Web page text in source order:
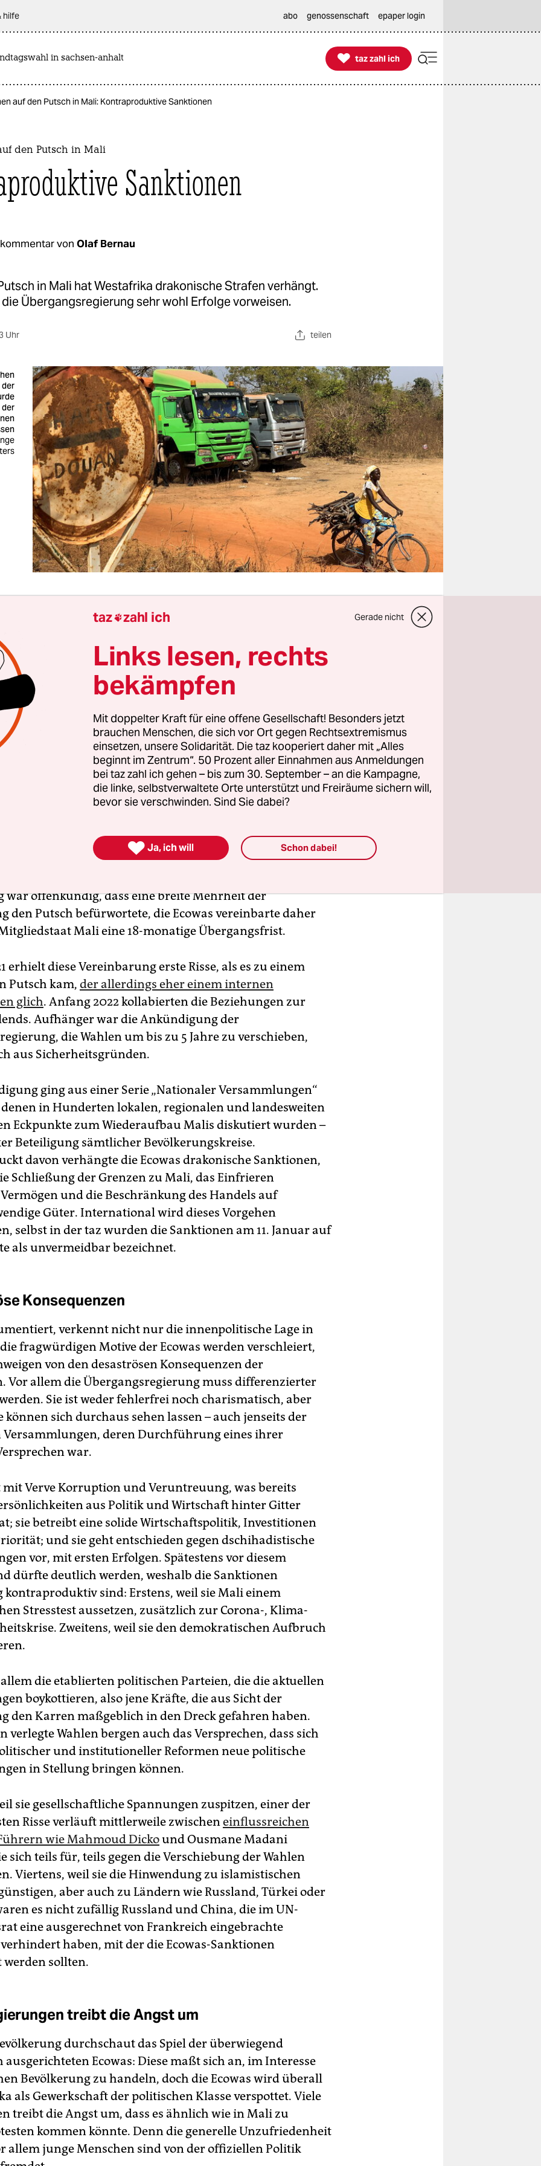
hilfe abo genossenschaft epaper login
in sachsen-anhalt 
taz zahl ich
taz zahl ich
auf den Putsch in Mali: Kontraproduktive Sanktionen
den Putsch in Mali
Sanktionen
von Olaf Bernau
in Mali hat Westafrika drakonische Strafen verhängt.
Übergangsregierung sehr wohl Erfolge vorweisen.
Uhr teilen
der
der
Geschichte Malis lässt sich entlang verschiedener
erzählen. Einer beginnt im Frühsommer 2020.
versammelten sich Zehntausende zu
in Bamako, mobilisiert von einer
aus linken, zivilgesellschaftlichen und religiösen
Menschen forderten den Rücktritt von Präsident Ibrahim
Dieser fiel insbesondere durch Korruption und
auf – zudem zeigte er sich unfähig, gegen die
im Norden und Zentrum des Landes vorzugehen, nicht
den dschihadistischen Terror.
Zi­vi­lis­t:in­nen zusammengesetzte Übergangsregierung
damals betonte die westafrikanische
war offenkundig, dass eine breite Mehrheit der
den Putsch befürwortete, die Ecowas vereinbarte daher
Mali eine 18-monatige Übergangsfrist.
erhielt diese Vereinbarung erste Risse, als es zu einem
Putsch kam, der allerdings eher einem internen
glich. Anfang 2022 kollabierten die Beziehungen zur
Aufhänger war die Ankündigung der
die Wahlen um bis zu 5 Jahre zu verschieben,
aus Sicherheitsgründen.
ging aus einer Serie „Nationaler Versammlungen“
in Hunderten lokalen, regionalen und landesweiten
Eckpunkte zum Wiederaufbau Malis diskutiert wurden –
Beteiligung sämtlicher Bevölkerungskreise.
davon verhängte die Ecowas drakonische Sanktionen,
Schließung der Grenzen zu Mali, das Einfrieren
und die Beschränkung des Handels auf
Güter. International wird dieses Vorgehen
selbst in der taz wurden die Sanktionen am 11. Januar auf
als unvermeidbar bezeichnet.
Konsequenzen
verkennt nicht nur die innenpolitische Lage in
fragwürdigen Motive der Ecowas werden verschleiert,
von den desaströsen Konsequenzen der
Vor allem die Übergangsregierung muss differenzierter
Sie ist weder fehlerfrei noch charismatisch, aber
können sich durchaus sehen lassen – auch jenseits der
Versammlungen, deren Durchführung eines ihrer
war.
mit Verve Korruption und Veruntreuung, was bereits
aus Politik und Wirtschaft hinter Gitter
sie betreibt eine solide Wirtschaftspolitik, Investitionen
und sie geht entschieden gegen dschihadistische
vor, mit ersten Erfolgen. Spätestens vor diesem
dürfte deutlich werden, weshalb die Sanktionen
kontraproduktiv sind: Erstens, weil sie Mali einem
Stresstest aussetzen, zusätzlich zur Corona-, Klima-
Zweitens, weil sie den demokratischen Aufbruch
die etablierten politischen Parteien, die die aktuellen
boykottieren, also jene Kräfte, die aus Sicht der
den Karren maßgeblich in den Dreck gefahren haben.
verlegte Wahlen bergen auch das Versprechen, dass sich
und institutioneller Reformen neue politische
in Stellung bringen können.
sie gesellschaftliche Spannungen zuspitzen, einer der
Risse verläuft mittlerweile zwischen einflussreichen
wie Mahmoud Dickound Ousmane Madani
sich teils für, teils gegen die Verschiebung der Wahlen
Viertens, weil sie die Hinwendung zu islamistischen
aber auch zu Ländern wie Russland, Türkei oder
es nicht zufällig Russland und China, die im UN-
eine ausgerechnet von Frankreich eingebrachte
haben, mit der die Ecowas-Sanktionen
sollten.
treibt die Angst um
durchschaut das Spiel der überwiegend
ausgerichteten Ecowas: Diese maßt sich an, im Interesse
Bevölkerung zu handeln, doch die Ecowas wird überall
als Gewerkschaft der politischen Klasse verspottet. Viele
treibt die Angst um, dass es ähnlich wie in Mali zu
kommen könnte. Denn die generelle Unzufriedenheit
allem junge Menschen sind von der offiziellen Politik
taz zahl ich Gerade nicht
Links lesen, rechts
bekämpfen
Mit doppelter Kraft für eine offene Gesellschaft! Besonders jetzt
brauchen Menschen, die sich vor Ort gegen Rechtsextremismus
einsetzen, unsere Solidarität. Die taz kooperiert daher mit „Alles
beginnt im Zentrum“. 50 Prozent aller Einnahmen aus Anmeldungen
bei taz zahl ich gehen – bis zum 30. September – an die Kampagne,
die linke, selbstverwaltete Orte unterstützt und Freiräume sichern will,
bevor sie verschwinden. Sind Sie dabei?
 Ja, ich will Schon dabei!